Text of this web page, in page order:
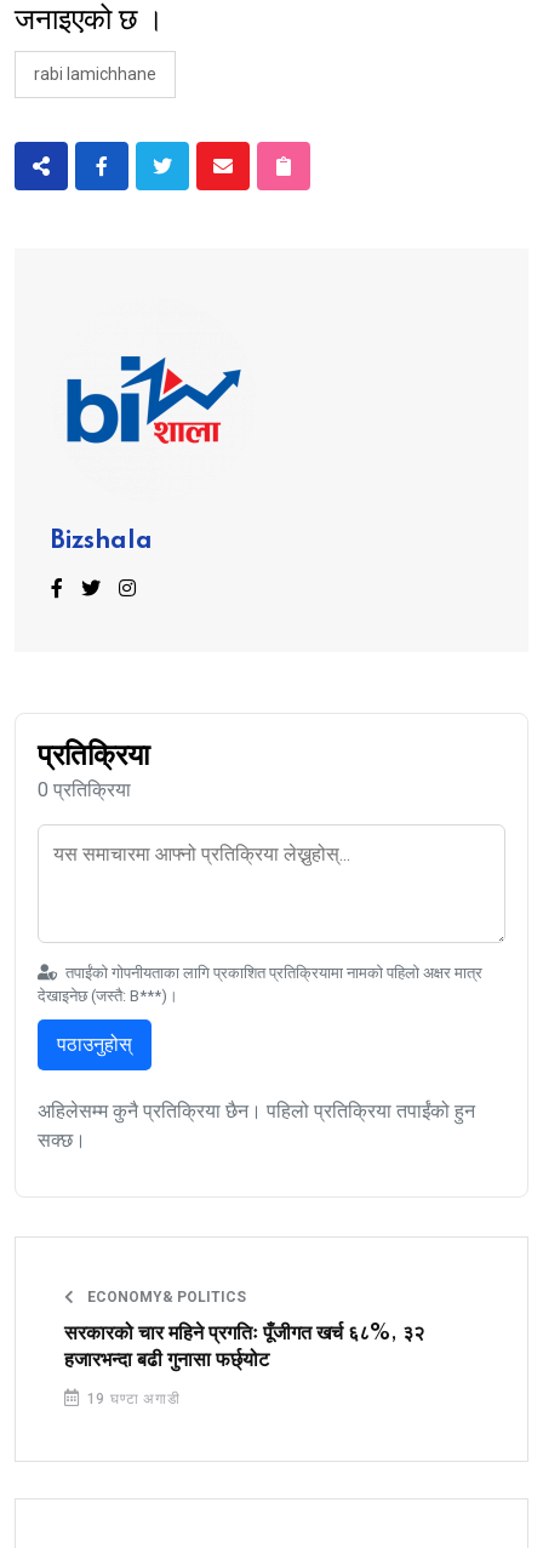
जनाइएको छ ।
rabi lamichhane
Bizshala
प्रतिक्रिया
0 प्रतिक्रिया
तपाईंको गोपनीयताका लागि प्रकाशित प्रतिक्रियामा नामको पहिलो अक्षर मात्र
देखाइनेछ (जस्तै: B***)।
पठाउनुहोस्
अहिलेसम्म कुनै प्रतिक्रिया छैन। पहिलो प्रतिक्रिया तपाईंको हुन
सक्छ।
ECONOMY& POLITICS
सरकारको चार महिने प्रगतिः पूँजीगत खर्च ६८%, ३२
हजारभन्दा बढी गुनासा फर्छ्योट
19 घण्टा अगाडी